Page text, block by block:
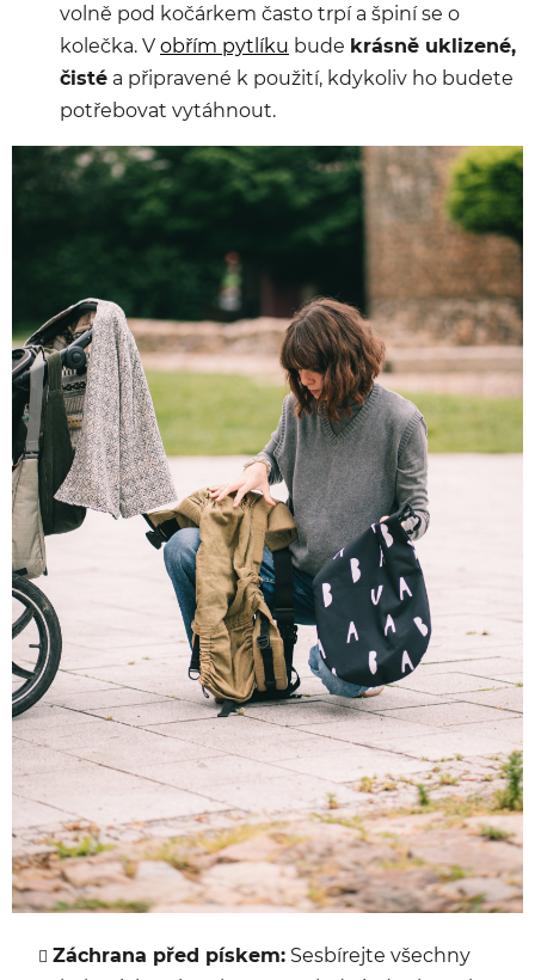
volně pod kočárkem často trpí a špiní se o
kolečka. V obřím pytlíku bude krásně uklizené,
čisté a připravené k použití, kdykoliv ho budete
potřebovat vytáhnout.
Záchrana před pískem: Sesbírejte všechny